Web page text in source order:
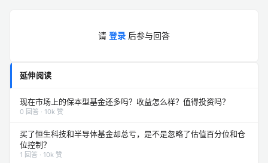
请 登录 后参与回答
延伸阅读
现在市场上的保本型基金还多吗？收益怎么样？值得投资吗？
0 回答 · 10k 赞
买了恒生科技和半导体基金却总亏，是不是忽略了估值百分位和仓
位控制？
1 回答 · 10k 赞